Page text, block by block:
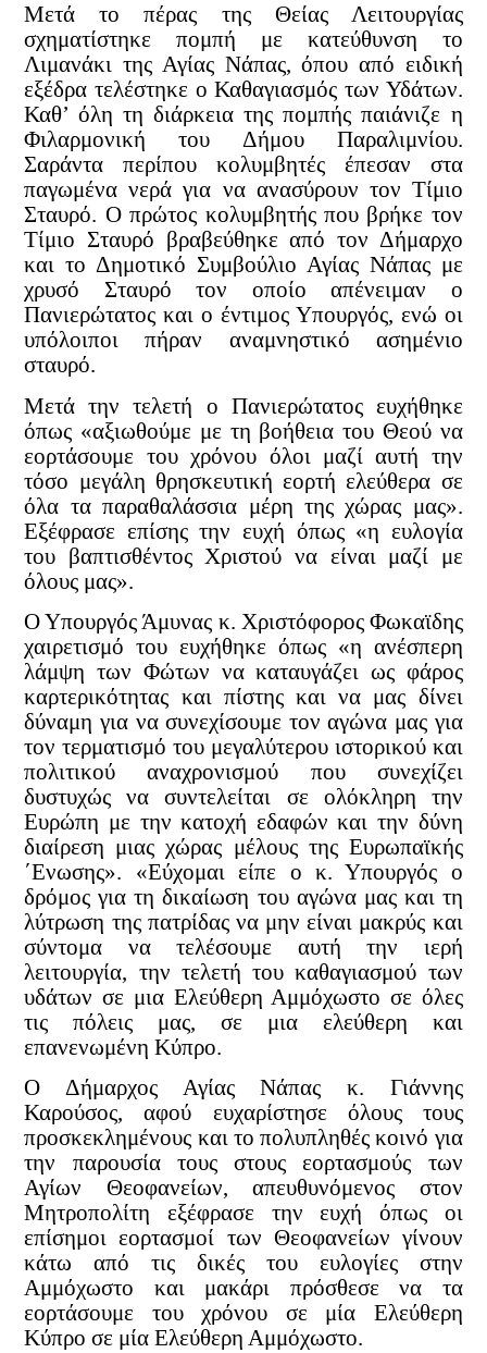
Μετά το πέρας της Θείας Λειτουργίας
σχηματίστηκε πομπή με κατεύθυνση το
Λιμανάκι της Αγίας Νάπας, όπου από ειδική
εξέδρα τελέστηκε ο Καθαγιασμός των Υδάτων.
Καθ’ όλη τη διάρκεια της πομπής παιάνιζε η
Φιλαρμονική του Δήμου Παραλιμνίου.
Σαράντα περίπου κολυμβητές έπεσαν στα
παγωμένα νερά για να ανασύρουν τον Τίμιο
Σταυρό. Ο πρώτος κολυμβητής που βρήκε τον
Τίμιο Σταυρό βραβεύθηκε από τον Δήμαρχο
και το Δημοτικό Συμβούλιο Αγίας Νάπας με
χρυσό Σταυρό τον οποίο απένειμαν ο
Πανιερώτατος και ο έντιμος Υπουργός, ενώ οι
υπόλοιποι πήραν αναμνηστικό ασημένιο
σταυρό.
Μετά την τελετή ο Πανιερώτατος ευχήθηκε
όπως «αξιωθούμε με τη βοήθεια του Θεού να
εορτάσουμε του χρόνου όλοι μαζί αυτή την
τόσο μεγάλη θρησκευτική εορτή ελεύθερα σε
όλα τα παραθαλάσσια μέρη της χώρας μας».
Εξέφρασε επίσης την ευχή όπως «η ευλογία
του βαπτισθέντος Χριστού να είναι μαζί με
όλους μας».
O Yπουργός Άμυνας κ. Χριστόφορος Φωκαϊδης
χαιρετισμό του ευχήθηκε όπως «η ανέσπερη
λάμψη των Φώτων να καταυγάζει ως φάρος
καρτερικότητας και πίστης και να μας δίνει
δύναμη για να συνεχίσουμε τον αγώνα μας για
τον τερματισμό του μεγαλύτερου ιστορικού και
πολιτικού αναχρονισμού που συνεχίζει
δυστυχώς να συντελείται σε ολόκληρη την
Ευρώπη με την κατοχή εδαφών και την δύνη
διαίρεση μιας χώρας μέλους της Ευρωπαϊκής
΄Ενωσης». «Εύχομαι είπε ο κ. Υπουργός ο
δρόμος για τη δικαίωση του αγώνα μας και τη
λύτρωση της πατρίδας να μην είναι μακρύς και
σύντομα να τελέσουμε αυτή την ιερή
λειτουργία, την τελετή του καθαγιασμού των
υδάτων σε μια Ελεύθερη Αμμόχωστο σε όλες
τις πόλεις μας, σε μια ελεύθερη και
επανενωμένη Κύπρο.
Ο Δήμαρχος Αγίας Νάπας κ. Γιάννης
Καρούσος, αφού ευχαρίστησε όλους τους
προσκεκλημένους και το πολυπληθές κοινό για
την παρουσία τους στους εορτασμούς των
Αγίων Θεοφανείων, απευθυνόμενος στον
Μητροπολίτη εξέφρασε την ευχή όπως οι
επίσημοι εορτασμοί των Θεοφανείων γίνουν
κάτω από τις δικές του ευλογίες στην
Αμμόχωστο και μακάρι πρόσθεσε να τα
εορτάσουμε του χρόνου σε μία Ελεύθερη
Κύπρο σε μία Ελεύθερη Αμμόχωστο.